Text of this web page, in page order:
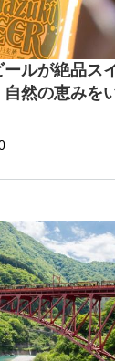
ルが絶品ス
自然の恵みを